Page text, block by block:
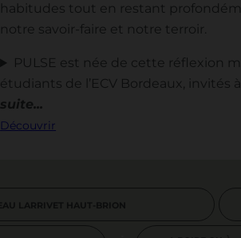
habitudes tout en restant
notre savoir-faire et notre terroir.
PULSE est née de cette réflexion
étudiants de l’ECV Bordeaux, invités
Découvrir